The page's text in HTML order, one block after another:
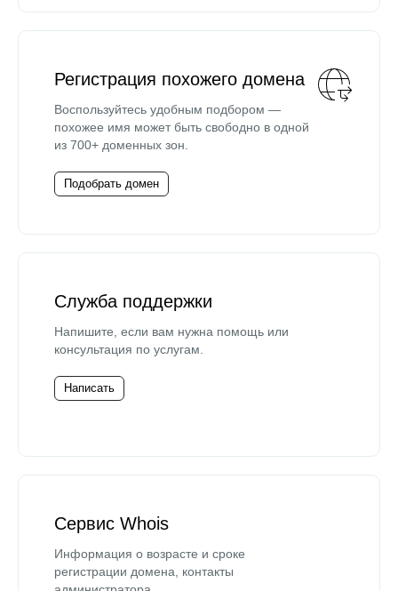
Регистрация похожего домена
Воспользуйтесь удобным подбором —
похожее имя может быть свободно в одной
из 700+ доменных зон.
Подобрать домен
Служба поддержки
Напишите, если вам нужна помощь или
консультация по услугам.
Написать
Сервис Whois
Информация о возрасте и сроке
регистрации домена, контакты